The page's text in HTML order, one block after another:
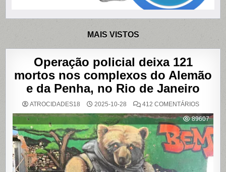
MAIS VISTOS
Operação policial deixa 121
mortos nos complexos do Alemão
e da Penha, no Rio de Janeiro
ATROCIDADES18 2025-10-28 412 COMENTÁRIOSEM
POLICIAL
DEIXA
121
MORTOS
NOS
DO
ALEMÃO
89607